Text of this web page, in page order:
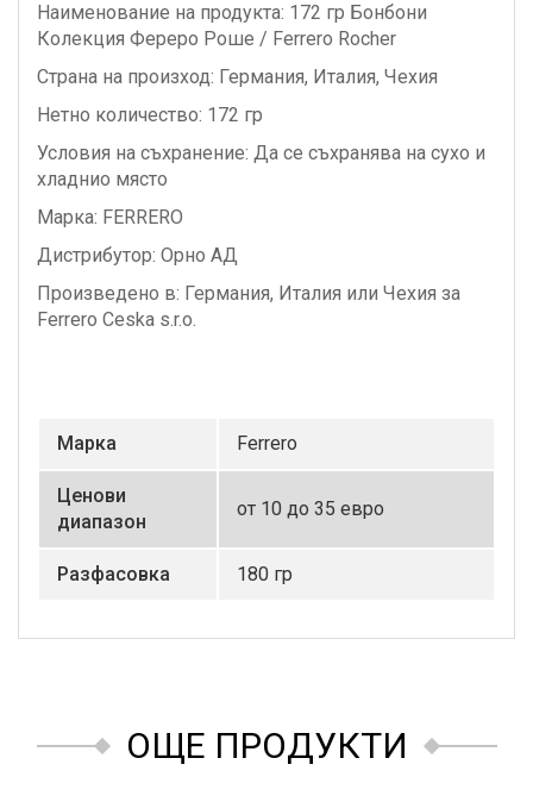
Наименование на продукта: 172 гр Бонбони
Колекция Фереро Роше / Ferrero Rocher
Страна на произход: Германия, Италия, Чехия
Нетно количество: 172 гр
Условия на съхранение: Да се съхранява на сухо и
хладнио място
Марка: FERRERO
Дистрибутор: Орно АД
Произведено в: Германия, Италия или Чехия за
Ferrero Ceska s.r.o.
Маркa Ferrero
Ценови
диапазон
от 10 до 35 евро
Разфасовка 180 гр
ОЩЕ ПРОДУКТИ